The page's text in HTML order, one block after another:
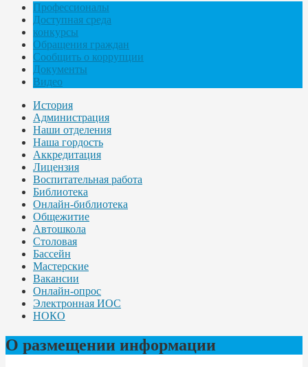
Профессионалы
Доступная среда
конкурсы
Обращения граждан
Сообщить о коррупции
Документы
Видео
История
Администрация
Наши отделения
Наша гордость
Аккредитация
Лицензия
Воспитательная работа
Библиотека
Онлайн-библиотека
Общежитие
Автошкола
Столовая
Бассейн
Мастерские
Вакансии
Онлайн-опрос
Электронная ИОС
НОКО
О размещении информации